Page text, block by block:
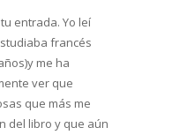
entrada. Yo leí
francés
me ha
ver que
que más me
del libro y que aún